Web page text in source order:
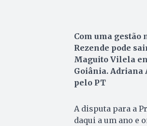
Com uma
Rezende pode
Maguito Vilela
Goiânia. Adriana
pelo PT
A disputa para a
daqui a um ano e